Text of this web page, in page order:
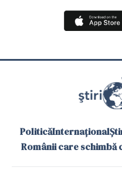
PoliticăInternațional
Românii care schimbă